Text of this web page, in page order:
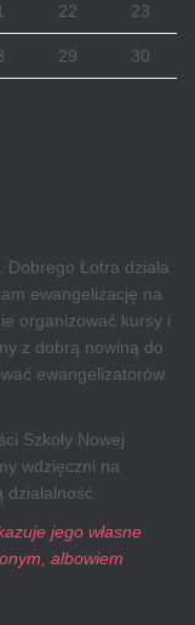
22 23
29 30
Łotra działa
ewangelizację na
organizować kursy i
z dobrą nowiną do
ewangelizatorów
Szkoły Nowej
wdzięczni na
jego własne
albowiem